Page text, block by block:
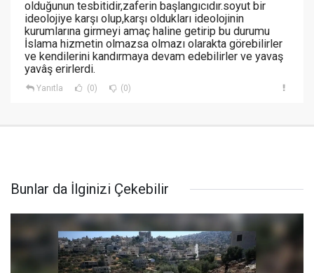
olduğunun tesbitidir,zaferin başlangıcıdır.soyut bir
ideolojiye karşı olup,karşı oldukları ideolojinin
kurumlarına girmeyi amaç haline getirip bu durumu
İslama hizmetin olmazsa olmazı olarakta görebilirler
ve kendilerini kandırmaya devam edebilirler ve yavaş
yavâş erirlerdi.
Yanıtla (0) (0)
Bunlar da İlginizi Çekebilir